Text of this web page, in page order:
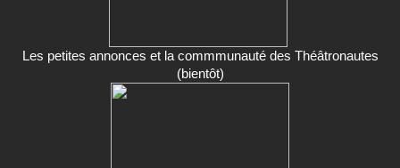
Les petites annonces et la commmunauté des Théâtronautes
(bientôt)